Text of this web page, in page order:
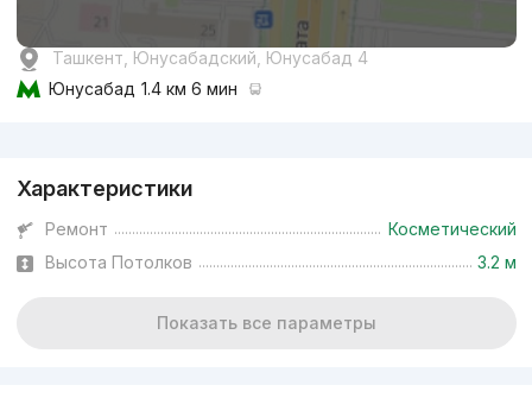
4к квартира, 154 м²
+998 (95) 888...
Ташкент, Юнусабадский, Юнусабад 4
Юнусабад 1.4 км 6 мин
Характеристики
Ремонт
Косметический
Высота Потолков
3.2 м
Показать все параметры